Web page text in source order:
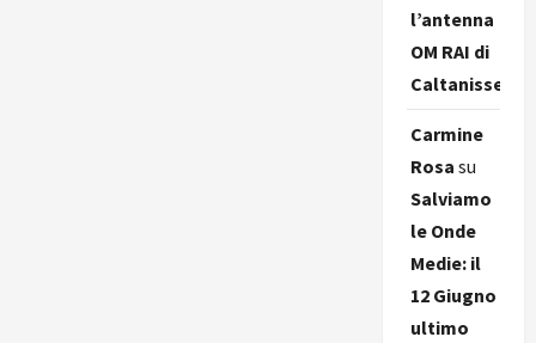
l’antenna
OM RAI di
Caltanissetta
Carmine
Rosa su
Salviamo
le Onde
Medie: il
12 Giugno
ultimo